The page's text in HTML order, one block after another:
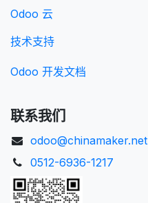
Odoo 云
技术支持
Odoo 开发文档
联系我们
odoo@chinamaker.net
0512-6936-1217